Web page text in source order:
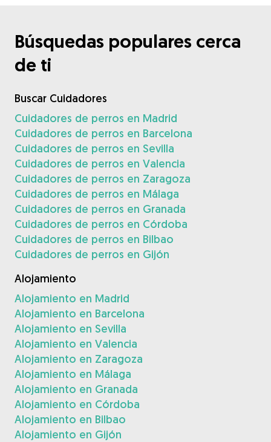
Búsquedas populares cerca
de ti
Buscar Cuidadores
Cuidadores de perros en Madrid
Cuidadores de perros en Barcelona
Cuidadores de perros en Sevilla
Cuidadores de perros en Valencia
Cuidadores de perros en Zaragoza
Cuidadores de perros en Málaga
Cuidadores de perros en Granada
Cuidadores de perros en Córdoba
Cuidadores de perros en Bilbao
Cuidadores de perros en Gijón
Alojamiento
Alojamiento en Madrid
Alojamiento en Barcelona
Alojamiento en Sevilla
Alojamiento en Valencia
Alojamiento en Zaragoza
Alojamiento en Málaga
Alojamiento en Granada
Alojamiento en Córdoba
Alojamiento en Bilbao
Alojamiento en Gijón